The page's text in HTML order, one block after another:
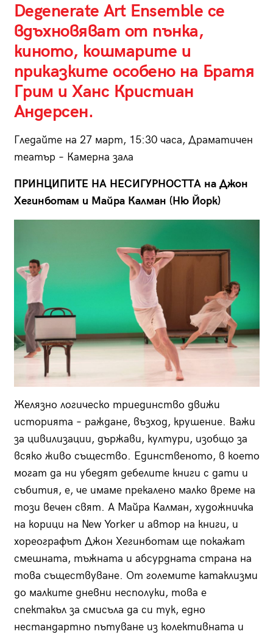
Degenerate Art Ensemble се
вдъхновяват от пънка,
киното, кошмарите и
приказките особено на Братя
Грим и Ханс Кристиан
Андерсен.
Гледайте на 27 март, 15:30 часа, Драматичен
театър – Камерна зала
ПРИНЦИПИТЕ НА НЕСИГУРНОСТТА на Джон
Хегинботам и Майра Калман (Ню Йорк)
Желязно логическо триединство движи
историята – раждане, възход, крушение. Важи
за цивилизации, държави, култури, изобщо за
всяко живо същество. Единственото, в което
могат да ни убедят дебелите книги с дати и
събития, е, че имаме прекалено малко време на
този вечен свят. А Майра Калман, художничка
на корици на New Yorker и автор на книги, и
хореографът Джон Хегинботам ще покажат
смешната, тъжната и абсурдната страна на
това съществуване. От големите катаклизми
до малките дневни несполуки, това е
спектакъл за смисъла да си тук, едно
нестандартно пътуване из колективната и